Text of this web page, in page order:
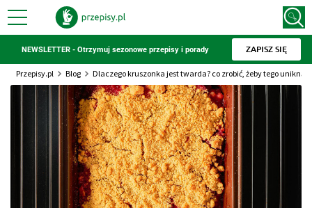
NEWSLETTER - Otrzymuj sezonowe przepisy i porady ZAPISZ SIĘ
Przepisy.pl Blog Dlaczego kruszonka jest twarda? co zrobić, żeby tego uniknąć?